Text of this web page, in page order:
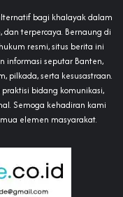
bagi khalayak dalam
terpercaya. Bernaung di
resmi, situs berita ini
informasi seputar Banten,
pilkada, serta kesusastraan.
bidang komunikasi,
Semoga kehadiran kami
elemen masyarakat.